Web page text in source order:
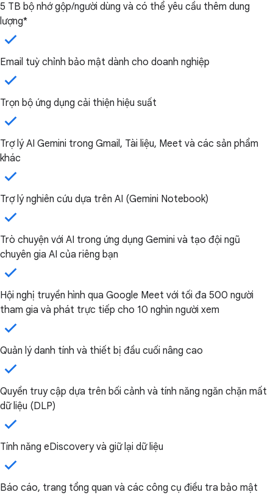
5 TB bộ nhớ gộp/người dùng và có thể yêu cầu thêm dung
lượng*
Email tuỳ chỉnh bảo mật dành cho doanh nghiệp
Trọn bộ ứng dụng cải thiện hiệu suất
Trợ lý AI Gemini trong Gmail, Tài liệu, Meet và các sản phẩm
khác
Trợ lý nghiên cứu dựa trên AI (Gemini Notebook)
Trò chuyện với AI trong ứng dụng Gemini và tạo đội ngũ
chuyên gia AI của riêng bạn
Hội nghị truyền hình qua Google Meet với tối đa 500 người
tham gia và phát trực tiếp cho 10 nghìn người xem
Quản lý danh tính và thiết bị đầu cuối nâng cao
Quyền truy cập dựa trên bối cảnh và tính năng ngăn chặn mất
dữ liệu (DLP)
Tính năng eDiscovery và giữ lại dữ liệu
Báo cáo, trang tổng quan và các công cụ điều tra bảo mật